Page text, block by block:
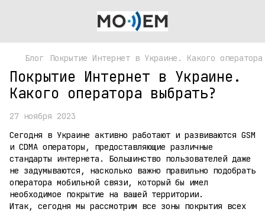
Блог Покрытие Интернет в Украине. Какого
Покрытие Интернет в Украине.
Какого оператора выбрать?
27 ноября 2023
Сегодня в Украине активно работают и развиваются GSM
и CDMA операторы, предоставляющие различные
стандарты интернета. Большинство пользователей даже
не задумываются, насколько важно правильно подобрать
оператора мобильной связи, который бы имел
необходимое покрытие на вашей территории.
Итак, сегодня мы рассмотрим все зоны покрытия всех